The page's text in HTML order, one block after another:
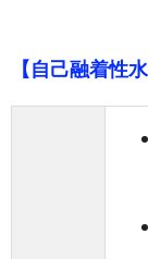
【自己融着性